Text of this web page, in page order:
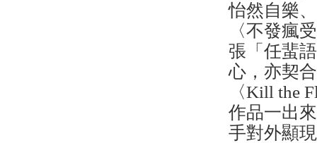
怡然自樂
〈不發瘋
張「任蜚
心，亦契
〈Kill the
作品一出
手對外顯